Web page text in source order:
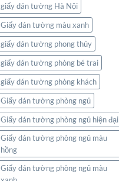
giấy dán tường Hà Nội
Giấy dán tường màu xanh
giấy dán tường phong thủy
giấy dán tường phòng bé trai
giấy dán tường phòng khách
Giấy dán tường phòng ngủ
Giấy dán tường phòng ngủ hiện đại
Giấy dán tường phòng ngủ màu
hồng
Giấy dán tường phòng ngủ màu